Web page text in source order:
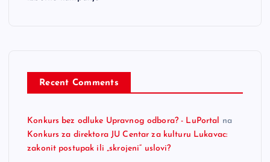
Recent Comments
Konkurs bez odluke Upravnog odbora? - LuPortal na
Konkurs za direktora JU Centar za kulturu Lukavac:
zakonit postupak ili „skrojeni“ uslovi?